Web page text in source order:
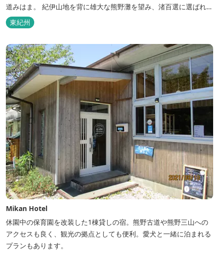
道みはま。 紀伊山地を背に雄大な熊野灘を望み、渚百選に選ばれた
七里御浜海岸などの美しい自然が広がります。一年を通して暖かで
過ごしやすく、季節を通じて穫れる数々の品種のみかんをはじめ、
巡る旅の拠点として、当...
東紀州
Mikan Hotel
休園中の保育園を改装した1棟貸しの宿。熊野古道や熊野三山への
アクセスも良く、観光の拠点としても便利。愛犬と一緒に泊まれる
プランもあります。